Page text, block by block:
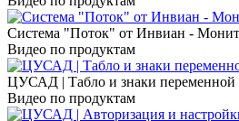
Система "Поток" от Инвиан -
Видео по продуктам
ЦУСАД | Табло и знаки
Видео по продуктам